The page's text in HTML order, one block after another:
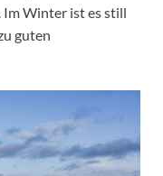
Im Winter ist es still
guten